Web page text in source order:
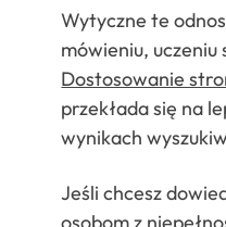
Wytyczne te
mówieniu,
Dostosowanie
przekłada się na
wynikach
Jeśli chcesz
osobom z